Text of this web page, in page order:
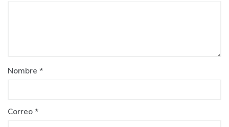
Nombre *
Correo *